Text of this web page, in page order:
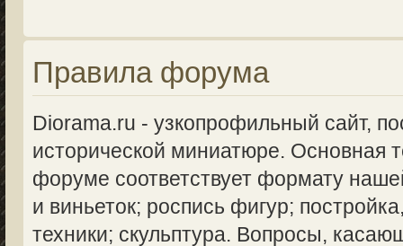
Правила форума
Diorama.ru - узкопрофильный сайт,
исторической миниатюре. Основная
форуме соответствует формату
и виньеток; роспись фигур;
техники; скульптура. Вопросы,